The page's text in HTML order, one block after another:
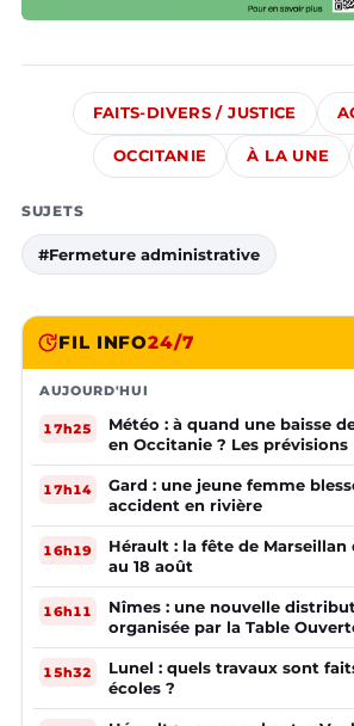
FAITS-DIVERS / JUSTICE
OCCITANIE À LA UNE
SUJETS
#Fermeture administrative
FIL INFO24/7
AUJOURD'HUI
17h25
Météo : à quand une baisse
en Occitanie ? Les prévisions
17h14
Gard : une jeune femme
accident en rivière
16h19
Hérault : la fête de Marseillan
au 18 août
16h11
Nîmes : une nouvelle
organisée par la Table
15h32
Lunel : quels travaux sont
écoles ?